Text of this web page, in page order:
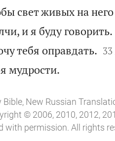
свет живых на
и я буду говорить.
тебя оправдать.
33
мудрости.
Bible, New Russian
© 2006, 2010, 2012,
with permission. All rights